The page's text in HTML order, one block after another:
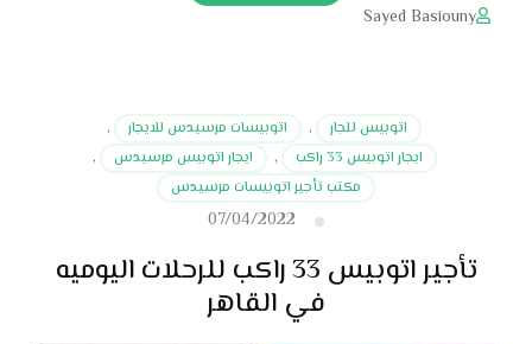
Sayed Basiouny
اتوبيس للجار , اتوبيسات مرسيدس للايجار
,
ايجار اتوبيس 33 راكب
, ايجار اتوبيس مرسيدس
,
مكتب تأجير اتوبيسات مرسيدس
07/04/2022
تأجير اتوبيس 33 راكب للرحلات اليوميه
في القاهر